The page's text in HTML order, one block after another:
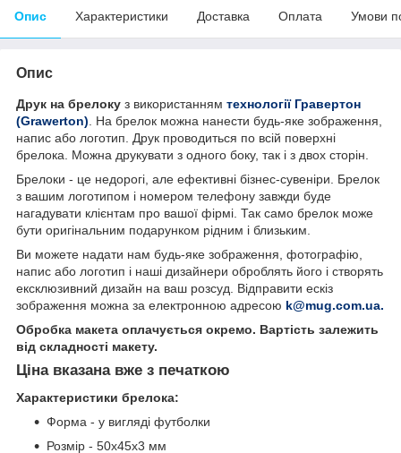
Опис Характеристики Доставка Оплата Умови
Опис
Друк на брелоку з використанням технології Гравертон
(Grawerton) . На брелок можна нанести будь-яке зображення,
напис або логотип. Друк проводиться по всій поверхні
брелока. Можна друкувати з одного боку, так і з двох сторін.
Брелоки - це недорогі, але ефективні бізнес-сувеніри. Брелок
з вашим логотипом і номером телефону завжди буде
нагадувати клієнтам про вашої фірмі. Так само брелок може
бути оригінальним подарунком рідним і близьким.
Ви можете надати нам будь-яке зображення, фотографію,
напис або логотип і наші дизайнери оброблять його і створять
ексклюзивний дизайн на ваш розсуд. Відправити ескіз
зображення можна за електронною адресою k@mug.com.ua.
Обробка макета оплачується окремо. Вартість залежить
від складності макету.
Ціна вказана вже з печаткою
Характеристики брелока:
Форма - у вигляді футболки
Розмір - 50х45х3 мм